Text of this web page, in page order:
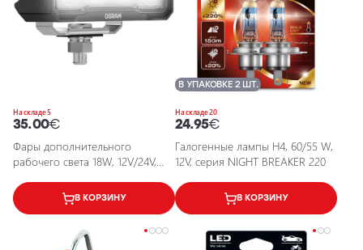
На складе 5
35.00€
Фары дополнительного
рабочего света 18W, 12V/24V,
В КОРЗИНУ
На складе 20
В УПАКОВКЕ 2 ШТ.
24.95€
Галогенные лампы H4, 60/55 W,
12V, серия NIGHT BREAKER 220
В КОРЗИНУ